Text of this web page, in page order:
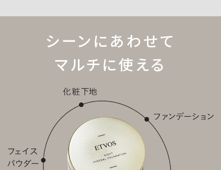
シーンにあわせて
マルチに使える